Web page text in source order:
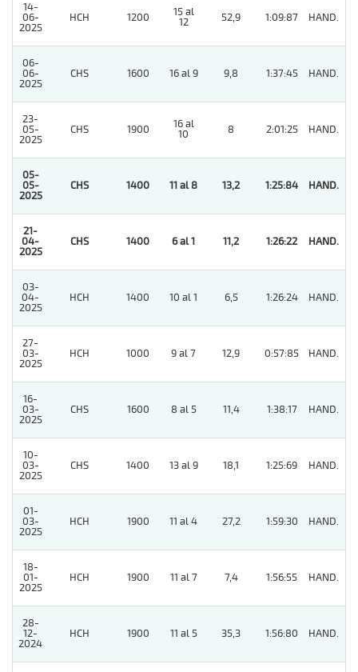
14-
06-
2025
HCH 1200
15 al
12
52,9 1:09:87 HAND.
06-
06-
2025
CHS 1600 16 al 9 9,8 1:37:45 HAND.
23-
05-
2025
CHS 1900
16 al
10
8 2:01:25 HAND.
05-
05-
2025
CHS 1400 11 al 8 13,2 1:25:84 HAND.
21-
04-
2025
CHS 1400 6 al 1 11,2 1:26:22 HAND.
03-
04-
2025
HCH 1400 10 al 1 6,5 1:26:24 HAND.
27-
03-
2025
HCH 1000 9 al 7 12,9 0:57:85 HAND.
16-
03-
2025
CHS 1600 8 al 5 11,4 1:38:17 HAND.
10-
03-
2025
CHS 1400 13 al 9 18,1 1:25:69 HAND.
01-
03-
2025
HCH 1900 11 al 4 27,2 1:59:30 HAND.
18-
01-
2025
HCH 1900 11 al 7 7,4 1:56:55 HAND.
28-
12-
2024
HCH 1900 11 al 5 35,3 1:56:80 HAND.